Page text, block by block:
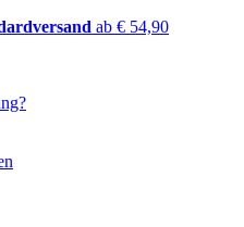
ab € 54,90